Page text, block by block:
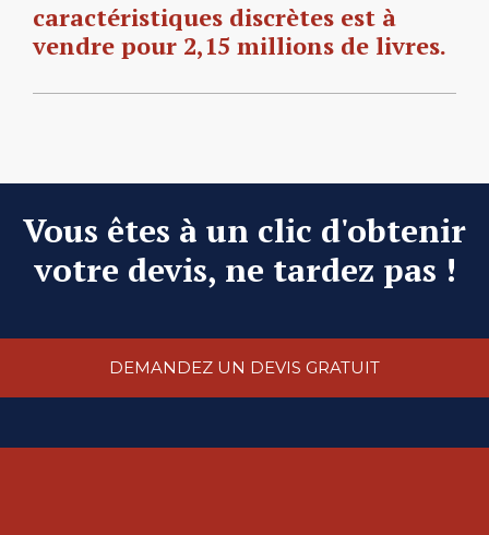
caractéristiques discrètes est à
vendre pour 2,15 millions de livres.
Vous êtes à un clic d'obtenir
votre devis, ne tardez pas !
DEMANDEZ UN DEVIS GRATUIT